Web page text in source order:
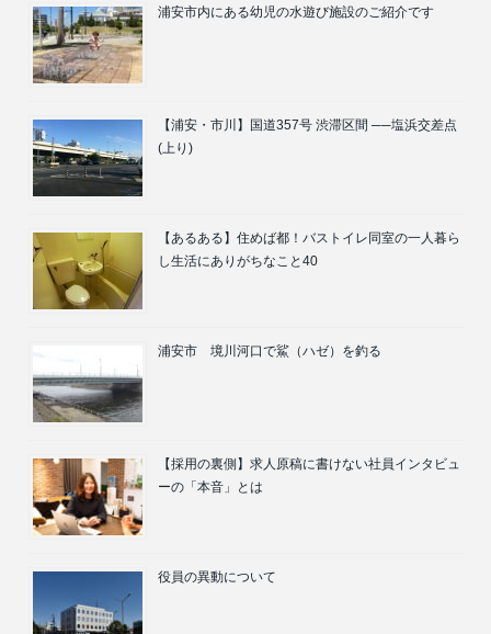
浦安市内にある幼児の水遊び施設のご紹介です
【浦安・市川】国道357号 渋滞区間 ──塩浜交差点
(上り)
【あるある】住めば都！バストイレ同室の一人暮ら
し生活にありがちなこと40
浦安市 境川河口で鯊（ハゼ）を釣る
【採用の裏側】求人原稿に書けない社員インタビュ
ーの「本音」とは
役員の異動について